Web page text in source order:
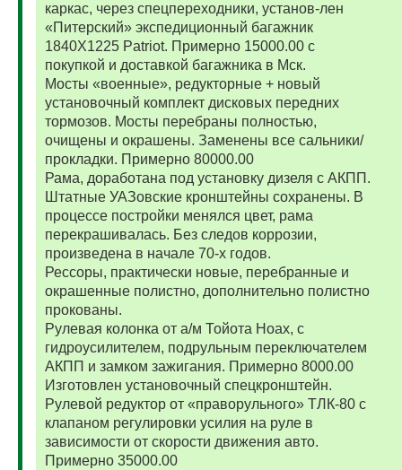
каркас, через спецпереходники, установ-лен
«Питерский» экспедиционный багажник
1840Х1225 Patriot. Примерно 15000.00 с
покупкой и доставкой багажника в Мск.
Мосты «военные», редукторные + новый
установочный комплект дисковых передних
тормозов. Мосты перебраны полностью,
очищены и окрашены. Заменены все сальники/
прокладки. Примерно 80000.00
Рама, доработана под установку дизеля с АКПП.
Штатные УАЗовские кронштейны сохранены. В
процессе постройки менялся цвет, рама
перекрашивалась. Без следов коррозии,
произведена в начале 70-х годов.
Рессоры, практически новые, перебранные и
окрашенные полистно, дополнительно полистно
прокованы.
Рулевая колонка от а/м Тойота Ноах, с
гидроусилителем, подрульным переключателем
АКПП и замком зажигания. Примерно 8000.00
Изготовлен установочный спецкронштейн.
Рулевой редуктор от «праворульного» ТЛК-80 с
клапаном регулировки усилия на руле в
зависимости от скорости движения авто.
Примерно 35000.00